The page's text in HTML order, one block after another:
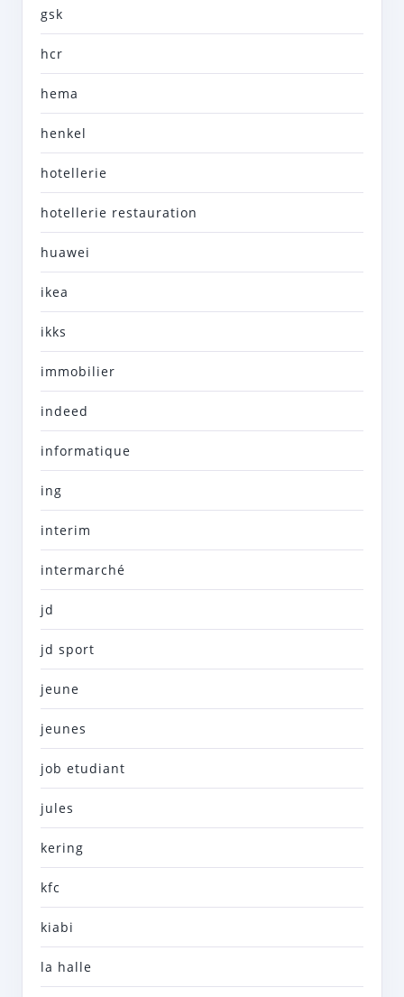
gsk
hcr
hema
henkel
hotellerie
hotellerie restauration
huawei
ikea
ikks
immobilier
indeed
informatique
ing
interim
intermarché
jd
jd sport
jeune
jeunes
job etudiant
jules
kering
kfc
kiabi
la halle